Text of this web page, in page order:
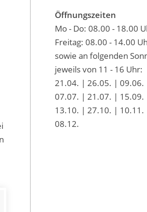
Öffnungszeiten
Mo - Do: 08.00 - 18.00
Freitag: 08.00 - 14.00
sowie an folgenden
jeweils von 11 - 16 Uhr:
21.04. | 26.05. | 09.06.
07.07. | 21.07. | 15.09.
13.10. | 27.10. | 10.11.
08.12.